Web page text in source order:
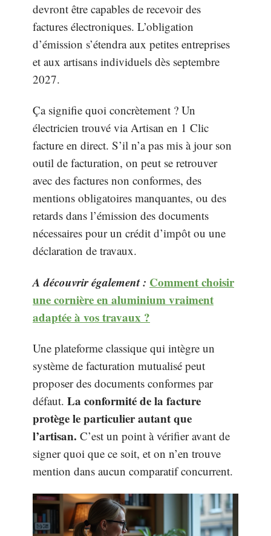
devront être capables de recevoir des
factures électroniques. L’obligation
d’émission s’étendra aux petites entreprises
et aux artisans individuels dès septembre
2027.
Ça signifie quoi concrètement ? Un
électricien trouvé via Artisan en 1 Clic
facture en direct. S’il n’a pas mis à jour son
outil de facturation, on peut se retrouver
avec des factures non conformes, des
mentions obligatoires manquantes, ou des
retards dans l’émission des documents
nécessaires pour un crédit d’impôt ou une
déclaration de travaux.
A découvrir également : Comment choisir
une cornière en aluminium vraiment
adaptée à vos travaux ?
Une plateforme classique qui intègre un
système de facturation mutualisé peut
proposer des documents conformes par
défaut. La conformité de la facture
protège le particulier autant que
l’artisan. C’est un point à vérifier avant de
signer quoi que ce soit, et on n’en trouve
mention dans aucun comparatif concurrent.